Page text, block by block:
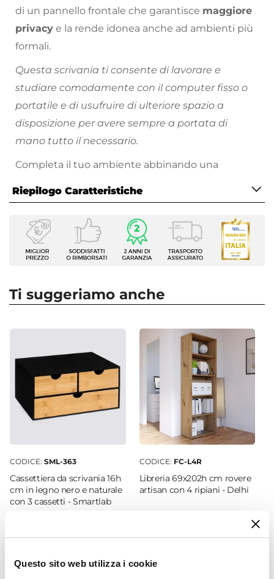
Questo sito web utilizza i cookie
di un pannello frontale che garantisce maggiore
privacy e la rende idonea anche ad ambienti più
formali.
Questa scrivania ti consente di lavorare e
studiare comodamente con il computer fisso o
portatile e di usufruire di ulteriore spazio a
disposizione per avere sempre a portata di
mano tutto il necessario.
Completa il tuo ambiente abbinando una
disponibili.
Riepilogo Caratteristiche
Caratteristiche
Tipologia
Scrivania
Homely Office
Larghezza
68,3 cm
74,5 cm
Colore Piano
Rovere artisan
Legno nobilitato
Materiale Struttura
Caratteristiche
Trattamento
Ti suggeriamo anche
CODICE: SML-363
Cassettiera da scrivania 16h
cm in legno nero e naturale
con 3 cassetti - Smartlab
CODICE: FC-L4R
Libreria 69x202h cm rovere
artisan con 4 ripiani - Delhi